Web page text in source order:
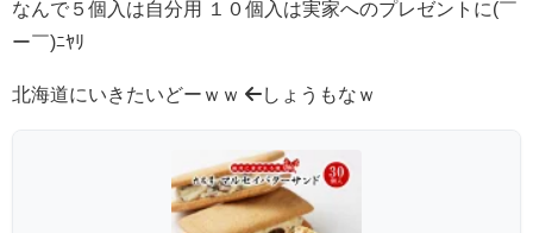
なんで５個入は自分用 １０個入は実家へのプレゼントに(￣
ー￣)ﾆﾔﾘ
北海道にいきたいどーｗｗ ←しょうもなｗ